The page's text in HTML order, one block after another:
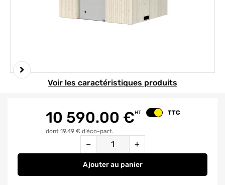
HT Changer le prix
TTC
10 590.00 €
dont 19.49 € d’éco-part.
− +
Ajouterau panier
Garage en bois André avec
Element 1 sur 7
Voir les caractéristiques produits